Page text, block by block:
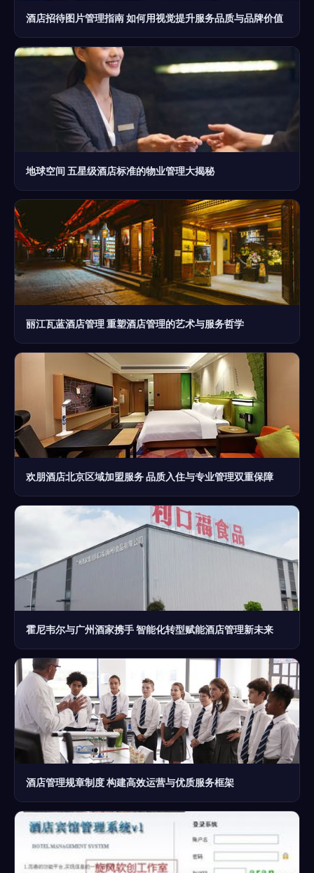
酒店招待图片管理指南 如何用视觉提升服务品质与品牌价值
地球空间 五星级酒店标准的物业管理大揭秘
丽江瓦蓝酒店管理 重塑酒店管理的艺术与服务哲学
欢朋酒店北京区域加盟服务 品质入住与专业管理双重保障
霍尼韦尔与广州酒家携手 智能化转型赋能酒店管理新未来
酒店管理规章制度 构建高效运营与优质服务框架